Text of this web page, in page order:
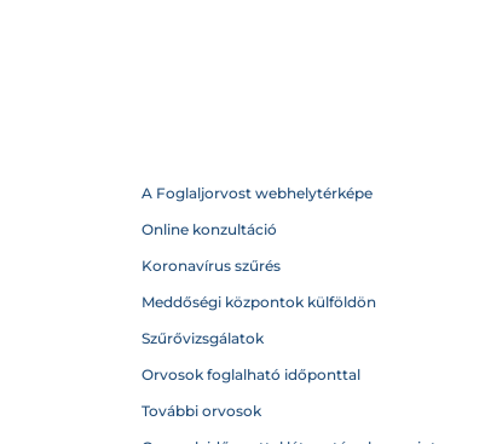
A Foglaljorvost webhelytérképe
Online konzultáció
Koronavírus szűrés
Meddőségi központok külföldön
Szűrővizsgálatok
Orvosok foglalható időponttal
További orvosok